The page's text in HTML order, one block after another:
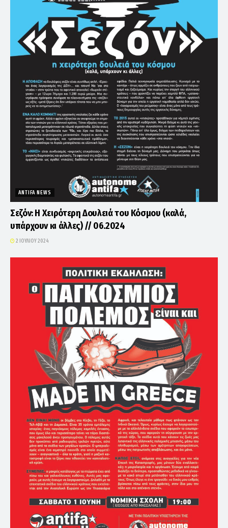
ANTIFA NEWS
Σεζόν: Η Χειρότερη Δουλειά του Κόσμου (καλά,
υπάρχουν κι άλλες) // 06.2024
2 ΙΟΥΛΊΟΥ 2024